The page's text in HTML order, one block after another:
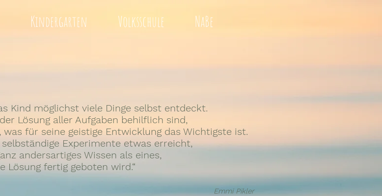
Kindergarten Volksschule NaBe
Kind möglichst viele Dinge selbst entdeckt.
Lösung aller Aufgaben behilflich sind,
was für seine geistige Entwicklung das Wichtigste ist.
Experimente etwas erreicht,
andersartiges Wissen als eines,
Lösung fertig geboten wird.“
Emmi Pikler